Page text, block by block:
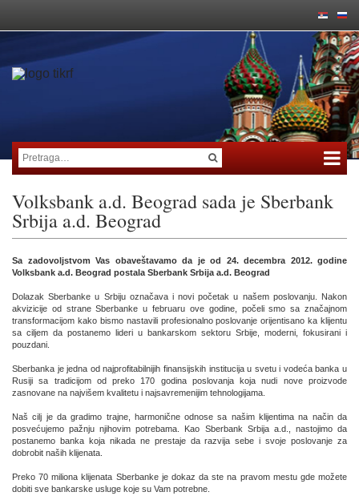
Volksbank a.d. Beograd sada je Sberbank
Srbija a.d. Beograd
Sa zadovoljstvom Vas obaveštavamo da je od 24. decembra 2012. godine
Volksbank a.d. Beograd postala Sberbank Srbija a.d. Beograd
Dolazak Sberbanke u Srbiju označava i novi početak u našem poslovanju. Nakon
akvizicije od strane Sberbanke u februaru ove godine, počeli smo sa značajnom
transformacijom kako bismo nastavili profesionalno poslovanje orijentisano ka klijentu
sa ciljem da postanemo lideri u bankarskom sektoru Srbije, moderni, fokusirani i
pouzdani.
Sberbanka je jedna od najprofitabilnijih finansijskih institucija u svetu i vodeća banka u
Rusiji sa tradicijom od preko 170 godina poslovanja koja nudi nove proizvode
zasnovane na najvišem kvalitetu i najsavremenijim tehnologijama.
Naš cilj je da gradimo trajne, harmonične odnose sa našim klijentima na način da
posvećujemo pažnju njihovim potrebama. Kao Sberbank Srbija a.d., nastojimo da
postanemo banka koja nikada ne prestaje da razvija sebe i svoje poslovanje za
dobrobit naših klijenata.
Preko 70 miliona klijenata Sberbanke je dokaz da ste na pravom mestu gde možete
dobiti sve bankarske usluge koje su Vam potrebne.